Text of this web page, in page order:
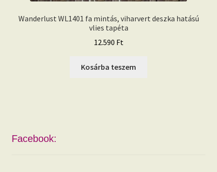
Wanderlust WL1401 fa mintás, viharvert deszka hatású
vlies tapéta
12.590 Ft
Kosárba teszem
Facebook: